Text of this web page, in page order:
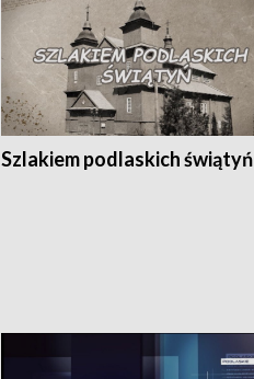
Szlakiem podlaskich świątyń